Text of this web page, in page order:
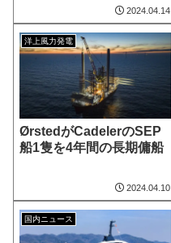
2024.04.14
洋上風力発電
ØrstedがCadelerのSEP
船1隻を4年間の長期傭船
2024.04.10
国内ニュース